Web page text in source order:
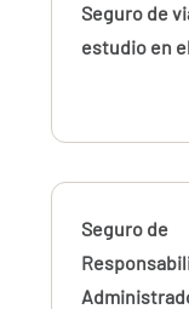
Seguro de
estudio en
Seguro de